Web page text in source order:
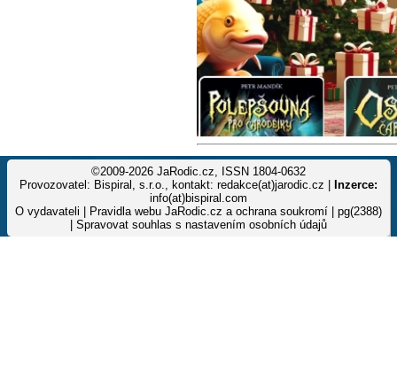
©2009-2026 JaRodic.cz, ISSN 1804-0632
Provozovatel: Bispiral, s.r.o., kontakt: redakce(at)jarodic.cz |
Inzerce:
info(at)bispiral.com
O vydavateli
Pravidla webu JaRodic.cz a ochrana soukromí | pg(2388)
Spravovat souhlas s nastavením osobních údajů